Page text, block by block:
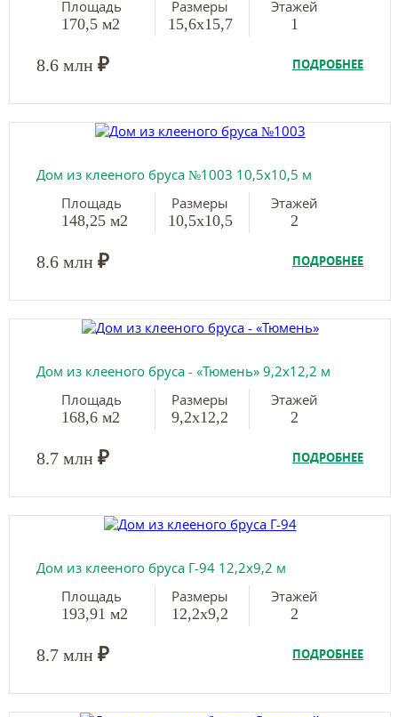
Площадь
170,5 м2
Размеры
15,6х15,7
Этажей
1
8.6 млн ₽ ПОДРОБНЕЕ
Дом из клееного бруса №1003 10,5х10,5 м
Площадь
148,25 м2
Размеры
10,5х10,5
Этажей
2
8.6 млн ₽ ПОДРОБНЕЕ
Дом из клееного бруса - «Тюмень» 9,2х12,2 м
Площадь
168,6 м2
Размеры
9,2х12,2
Этажей
2
8.7 млн ₽ ПОДРОБНЕЕ
Дом из клееного бруса Г-94 12,2х9,2 м
Площадь
193,91 м2
Размеры
12,2х9,2
Этажей
2
8.7 млн ₽ ПОДРОБНЕЕ